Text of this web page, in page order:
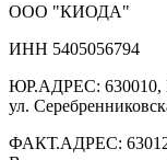
ООО "КИОДА"
ИНН 5405056794
ЮР.АДРЕС: 630010,
ул.
ФАКТ.АДРЕС: